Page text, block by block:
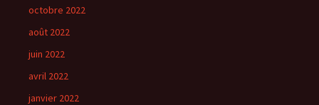
octobre 2022
août 2022
juin 2022
avril 2022
janvier 2022